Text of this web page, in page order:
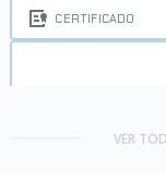
CERTIFICADO
VER